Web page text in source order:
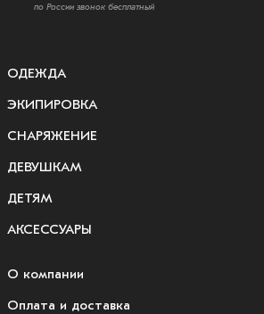
по России звонок бесплатный
ОДЕЖДА
ЭКИПИРОВКА
СНАРЯЖЕНИЕ
ДЕВУШКАМ
ДЕТЯМ
АКСЕССУАРЫ
О компании
Оплата и доставка